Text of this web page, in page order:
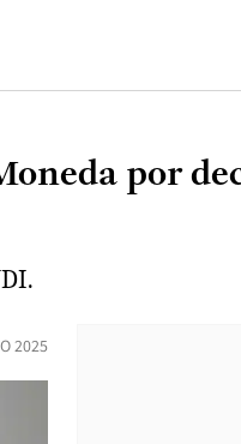
por
2025